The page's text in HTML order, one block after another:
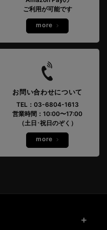
ご利用が可能です
more
お問い合わせについて
TEL：03-6804-1613
営業時間：10:00〜17:00
（土日･祝日のぞく）
more